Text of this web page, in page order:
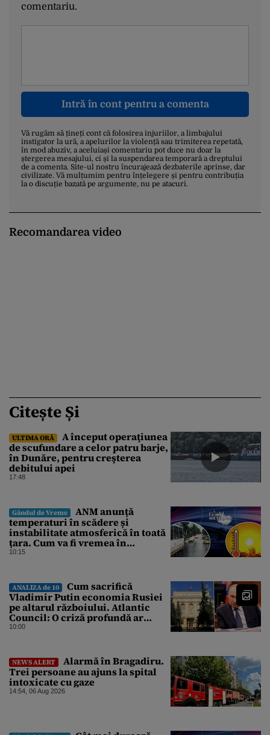
comentariu.
Intră în cont pentru a comenta
Vă rugăm să țineți cont că folosirea injuriilor, a limbajului
instigator la ură, a apelurilor la violență sau trimiterea repetată,
în mod abuziv, a aceluiași comentariu pot duce nu doar la
ștergerea mesajului, ci și la suspendarea temporară a dreptului
de a comenta. Site-ul nostru încurajează dezbaterile aprinse, dar
civilizate. Vă mulțumim pentru înțelegere și pentru contribuția
la o discuție bazată pe argumente, nu pe atacuri.
Recomandarea video
Citește Și
ULTIMA ORĂ
A început operaţiunea
de scufundare a celor patru barje,
în Dunăre, pentru creşterea
debitului apei
17:48
Gândul de Vreme
ANM anunță
temperaturi în scădere și
instabilitate atmosferică în toată
țara. Cum va fi vremea în
București și când vin vijeliile
10:15
ANALIZA de 10
Cum sacrifică
Vladimir Putin economia Rusiei
pe altarul războiului. Atlantic
Council: O criză profundă ar
putea forța Kremlinul să apeleze
10:00
NEWS ALERT
Alarmă în Bragadiru.
Trei persoane au ajuns la spital
intoxicate cu gaze
14:54, 06 Aug 2026